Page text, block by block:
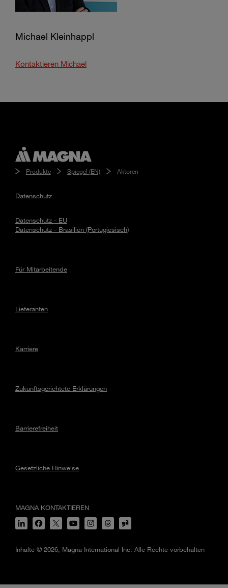
Michael Kleinhappl
Kontaktieren Michael
Produkte Spiegel (EN) Aktoren
Datenschutz
Datenschutz - EU
Datenschutz - Brasilien (Portugiesisch)
Für Mitarbeitende
Lieferanten
Karriere
Zukunftsgerichtete Erklärungen
Barrierefreiheit
Gesetzliche Hinweise
MAGNA KONTAKTIEREN
Inhalte © 2026, Magna International Inc. Alle Rechte vorbehalten